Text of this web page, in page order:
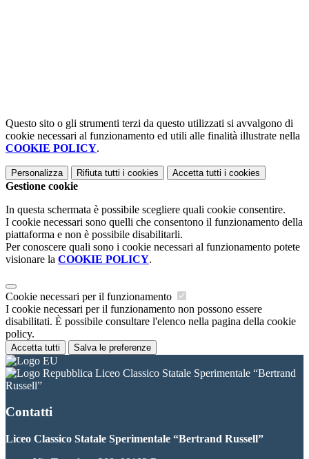
Questo sito o gli strumenti terzi da questo utilizzati si avvalgono di
cookie necessari al funzionamento ed utili alle finalità illustrate nella
COOKIE POLICY.
Personalizza Rifiuta tutti i cookies Accetta tutti i cookies
Gestione cookie
In questa schermata è possibile scegliere quali cookie consentire.
I cookie necessari sono quelli che consentono il funzionamento della
piattaforma e non è possibile disabilitarli.
Per conoscere quali sono i cookie necessari al funzionamento potete
visionare la COOKIE POLICY.
Cookie necessari per il funzionamento
I cookie necessari per il funzionamento non possono essere
disabilitati. È possibile consultare l'elenco nella pagina della cookie
policy.
Accetta tutti Salva le preferenze
Liceo Classico Statale Sperimentale “Bertrand
Russell”
Contatti
Liceo Classico Statale Sperimentale “Bertrand Russell”